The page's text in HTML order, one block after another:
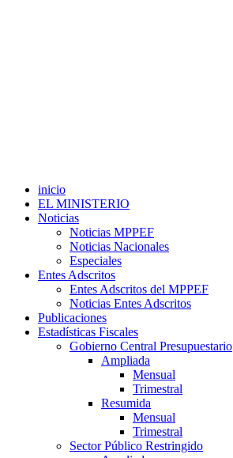
inicio
EL MINISTERIO
Noticias
Noticias MPPEF
Noticias Nacionales
Especiales
Entes Adscritos
Entes Adscritos del MPPEF
Noticias Entes Adscritos
Publicaciones
Estadísticas Fiscales
Gobierno Central Presupuestario
Ampliada
Mensual
Trimestral
Resumida
Mensual
Trimestral
Sector Público Restringido